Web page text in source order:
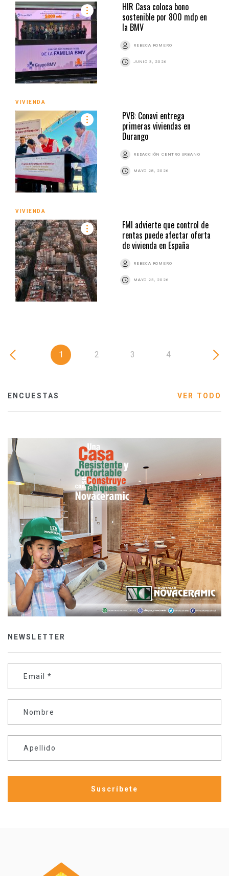
HIR Casa coloca bono
sostenible por 800 mdp en
la BMV
REBECA ROMERO
JUNIO 3, 2026
VIVIENDA
PVB: Conavi entrega
primeras viviendas en
Durango
REDACCIÓN CENTRO URBANO
MAYO 28, 2026
VIVIENDA
FMI advierte que control de
rentas puede afectar oferta
de vivienda en España
REBECA ROMERO
MAYO 25, 2026
1 2 3 4
ENCUESTAS VER TODO
NEWSLETTER
Email *
Nombre
Apellido